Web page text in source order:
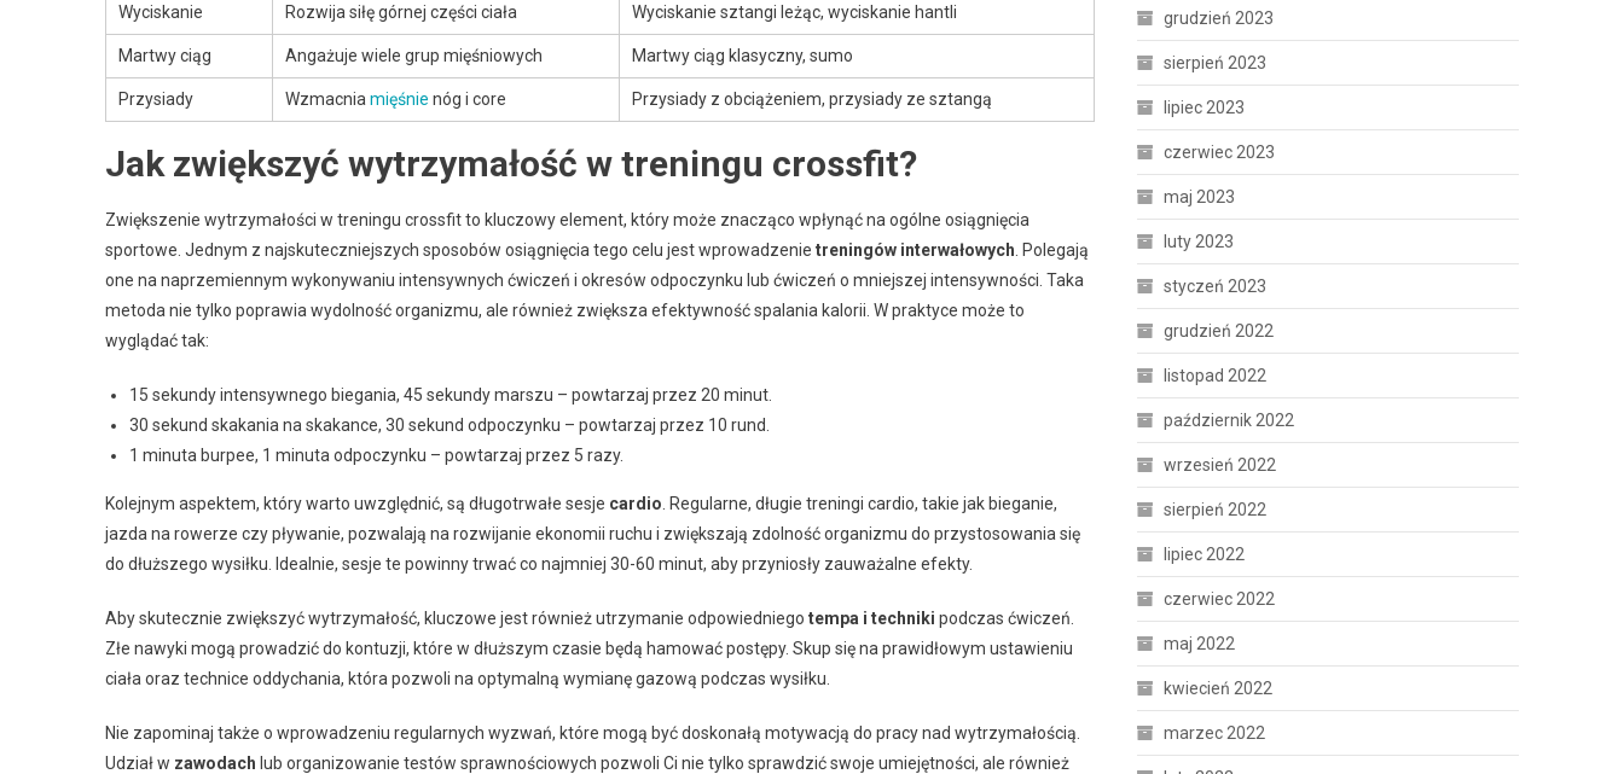
Wyciskanie Rozwija siłę górnej części ciała Wyciskanie sztangi leżąc, wyciskanie hantli
Martwy ciąg Angażuje wiele grup mięśniowych Martwy ciąg klasyczny, sumo
Przysiady Wzmacnia mięśnie nóg i core Przysiady z obciążeniem, przysiady ze sztangą
Jak zwiększyć wytrzymałość w treningu crossfit?
Zwiększenie wytrzymałości w treningu crossfit to kluczowy element, który może znacząco wpłynąć na ogólne osiągnięcia
sportowe. Jednym z najskuteczniejszych sposobów osiągnięcia tego celu jest wprowadzenie treningów interwałowych . Polegają
one na naprzemiennym wykonywaniu intensywnych ćwiczeń i okresów odpoczynku lub ćwiczeń o mniejszej intensywności. Taka
metoda nie tylko poprawia wydolność organizmu, ale również zwiększa efektywność spalania kalorii. W praktyce może to
wyglądać tak:
15 sekundy intensywnego biegania, 45 sekundy marszu – powtarzaj przez 20 minut.
30 sekund skakania na skakance, 30 sekund odpoczynku – powtarzaj przez 10 rund.
1 minuta burpee, 1 minuta odpoczynku – powtarzaj przez 5 razy.
Kolejnym aspektem, który warto uwzględnić, są długotrwałe sesje cardio . Regularne, długie treningi cardio, takie jak bieganie,
jazda na rowerze czy pływanie, pozwalają na rozwijanie ekonomii ruchu i zwiększają zdolność organizmu do przystosowania się
do dłuższego wysiłku. Idealnie, sesje te powinny trwać co najmniej 30-60 minut, aby przyniosły zauważalne efekty.
Aby skutecznie zwiększyć wytrzymałość, kluczowe jest również utrzymanie odpowiedniego tempa i techniki podczas ćwiczeń.
Złe nawyki mogą prowadzić do kontuzji, które w dłuższym czasie będą hamować postępy. Skup się na prawidłowym ustawieniu
ciała oraz technice oddychania, która pozwoli na optymalną wymianę gazową podczas wysiłku.
Nie zapominaj także o wprowadzeniu regularnych wyzwań, które mogą być doskonałą motywacją do pracy nad wytrzymałością.
Udział w zawodach lub organizowanie testów sprawnościowych pozwoli Ci nie tylko sprawdzić swoje umiejętności, ale również
grudzień 2023
sierpień 2023
lipiec 2023
czerwiec 2023
maj 2023
luty 2023
styczeń 2023
grudzień 2022
listopad 2022
październik 2022
wrzesień 2022
sierpień 2022
lipiec 2022
czerwiec 2022
maj 2022
kwiecień 2022
marzec 2022